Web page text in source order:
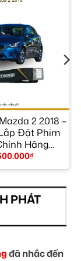
2 2018 –
Đặt Phim
Hãng
₫
PHÁT
đã nhắc đến